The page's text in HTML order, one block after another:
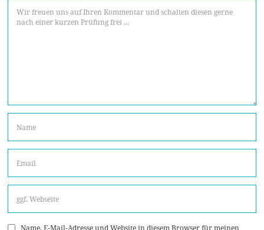
Name, E-Mail-Adresse und Website in diesem Browser für meinen